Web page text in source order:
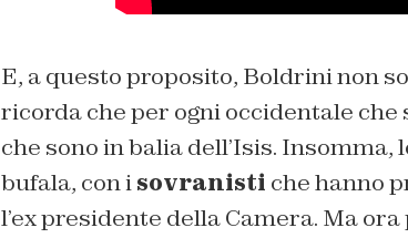
E, a questo proposito, Boldrini non
ricorda che per ogni occidentale
che sono in balia dell’Isis.
bufala, con isovranisti che hanno
l’ex presidente della Camera. Ma